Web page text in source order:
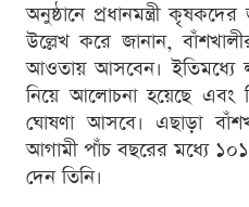
অনুষ্ঠানে প্রধানমন্ত্রী
উল্লেখ করে জানান,
আওতায় আসবেন। ইতিমধ্যে
নিয়ে আলোচনা হয়েছে এবং
ঘোষণা আসবে। এছাড়া
আগামী পাঁচ বছরের মধ্যে
দেন তিনি।